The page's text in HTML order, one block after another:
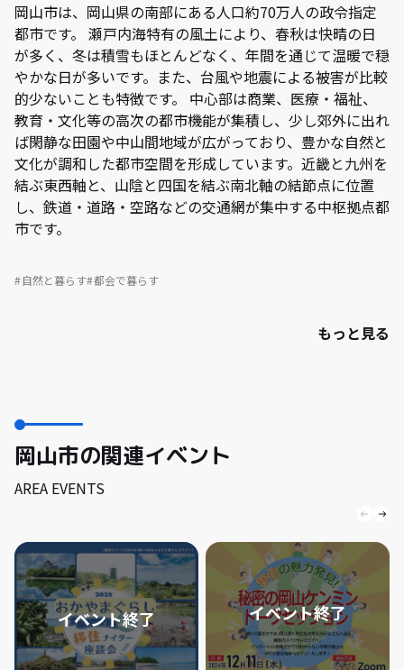
岡山市は、岡山県の南部にある人口約70万人の政令指定
都市です。 瀬戸内海特有の風土により、春秋は快晴の日
が多く、冬は積雪もほとんどなく、年間を通じて温暖で穏
やかな日が多いです。また、台風や地震による被害が比較
的少ないことも特徴です。 中心部は商業、医療・福祉、
教育・文化等の高次の都市機能が集積し、少し郊外に出れ
ば閑静な田園や中山間地域が広がっており、豊かな自然と
文化が調和した都市空間を形成しています。近畿と九州を
結ぶ東西軸と、山陰と四国を結ぶ南北軸の結節点に位置
し、鉄道・道路・空路などの交通網が集中する中枢拠点都
市です。
自然と暮らす 都会で暮らす
もっと見る
岡山市の関連イベント
AREA EVENTS